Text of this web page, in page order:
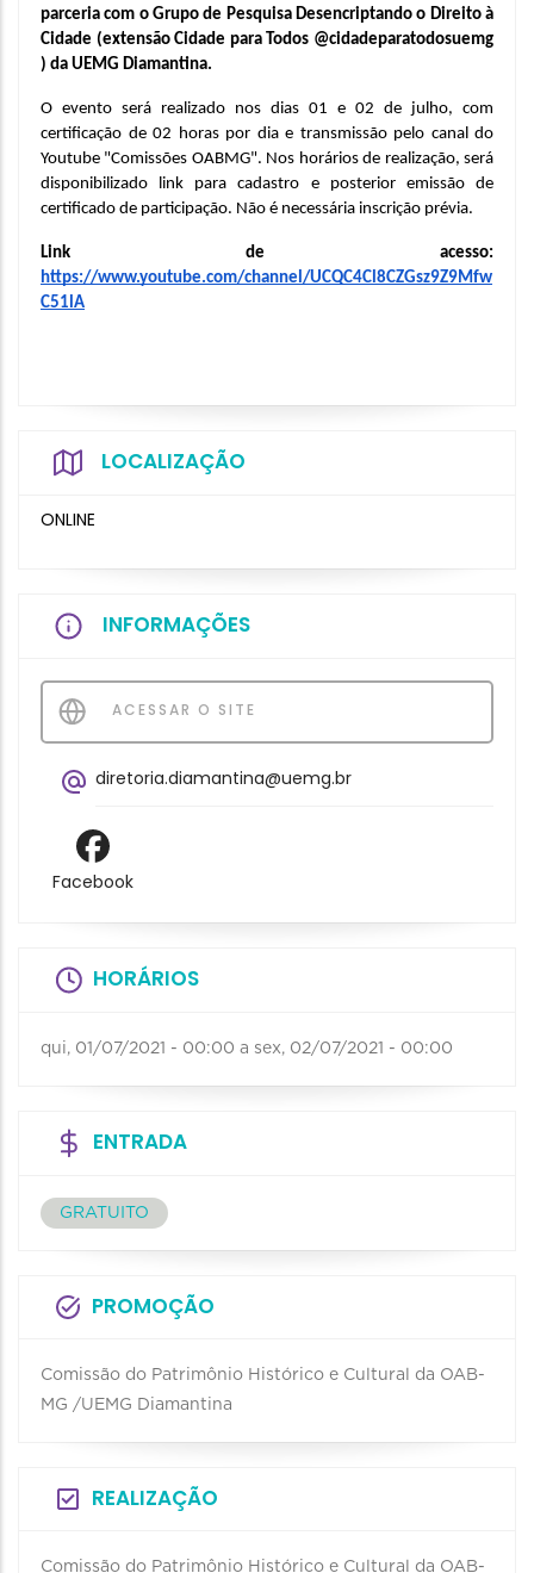
parceria com o Grupo de Pesquisa Desencriptando o Direito à
Cidade (extensão Cidade para Todos @cidadeparatodosuemg
) da UEMG Diamantina.
O evento será realizado nos dias 01 e 02 de julho, com
certificação de 02 horas por dia e transmissão pelo canal do
Youtube "Comissões OABMG". Nos horários de realização, será
disponibilizado link para cadastro e posterior emissão de
certificado de participação. Não é necessária inscrição prévia.
https://www.youtube.com/channel/UCQC4Cl8CZGsz9Z9Mfw
C51lA
LOCALIZAÇÃO
ONLINE
INFORMAÇÕES
ACESSAR O SITE
diretoria.diamantina@uemg.br
Facebook
HORÁRIOS
qui, 01/07/2021 - 00:00 a sex, 02/07/2021 - 00:00
ENTRADA
GRATUITO
PROMOÇÃO
Comissão do Patrimônio Histórico e Cultural da OAB-
MG /UEMG Diamantina
REALIZAÇÃO
Comissão do Patrimônio Histórico e Cultural da OAB-